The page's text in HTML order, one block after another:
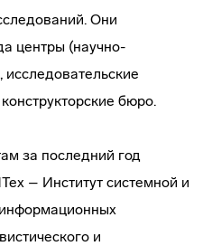
Они
центры (научно-
бюро.
за последний год
– Институт системной и
и